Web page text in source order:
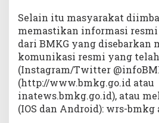
Selain itu masyarakat
memastikan informasi resmi
dari BMKG yang disebarkan
komunikasi resmi yang
(Instagram/Twitter
(http://www.bmkg.go.id atau
inatews.bmkg.go.id), atau
(IOS dan Android): wrs-